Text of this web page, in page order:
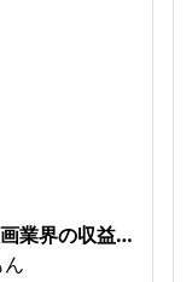
業界の収益